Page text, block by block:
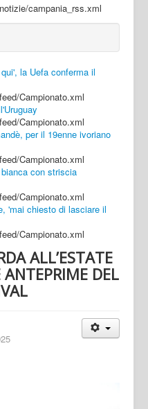
campania_rss.xml
la Uefa conferma il
Campionato.xml
Campionato.xml
per il 19enne ivoriano
Campionato.xml
con striscia
Campionato.xml
'mai chiesto di lasciare il
Campionato.xml
ALL’ESTATE
DEL